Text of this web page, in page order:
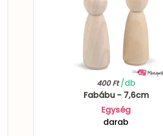
400 Ft/db
Fabábu - 7,6cm
Egység
darab